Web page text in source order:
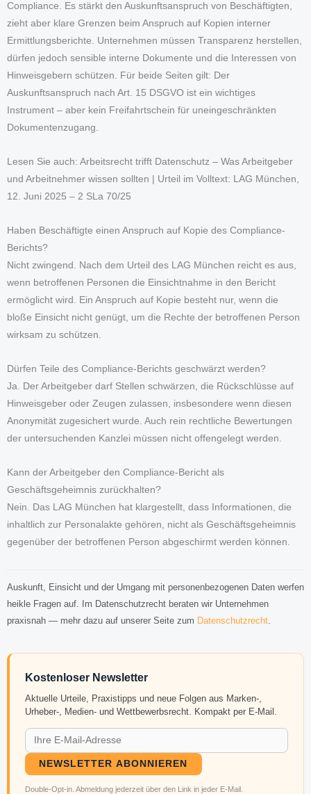
Compliance. Es stärkt den Auskunftsanspruch von Beschäftigten,
zieht aber klare Grenzen beim Anspruch auf Kopien interner
Ermittlungsberichte. Unternehmen müssen Transparenz herstellen,
dürfen jedoch sensible interne Dokumente und die Interessen von
Hinweisgebern schützen. Für beide Seiten gilt: Der
Auskunftsanspruch nach Art. 15 DSGVO ist ein wichtiges
Instrument – aber kein Freifahrtschein für uneingeschränkten
Dokumentenzugang.
Lesen Sie auch: Arbeitsrecht trifft Datenschutz – Was Arbeitgeber
und Arbeitnehmer wissen sollten | Urteil im Volltext: LAG München,
12. Juni 2025 – 2 SLa 70/25
Haben Beschäftigte einen Anspruch auf Kopie des Compliance-
Berichts?
Nicht zwingend. Nach dem Urteil des LAG München reicht es aus,
wenn betroffenen Personen die Einsichtnahme in den Bericht
ermöglicht wird. Ein Anspruch auf Kopie besteht nur, wenn die
bloße Einsicht nicht genügt, um die Rechte der betroffenen Person
wirksam zu schützen.
Dürfen Teile des Compliance-Berichts geschwärzt werden?
Ja. Der Arbeitgeber darf Stellen schwärzen, die Rückschlüsse auf
Hinweisgeber oder Zeugen zulassen, insbesondere wenn diesen
Anonymität zugesichert wurde. Auch rein rechtliche Bewertungen
der untersuchenden Kanzlei müssen nicht offengelegt werden.
Kann der Arbeitgeber den Compliance-Bericht als
Geschäftsgeheimnis zurückhalten?
Nein. Das LAG München hat klargestellt, dass Informationen, die
inhaltlich zur Personalakte gehören, nicht als Geschäftsgeheimnis
gegenüber der betroffenen Person abgeschirmt werden können.
Auskunft, Einsicht und der Umgang mit personenbezogenen Daten werfen
heikle Fragen auf. Im Datenschutzrecht beraten wir Unternehmen
praxisnah — mehr dazu auf unserer Seite zum Datenschutzrecht
Kostenloser Newsletter
Aktuelle Urteile, Praxistipps und neue Folgen aus Marken-,
Urheber-, Medien- und Wettbewerbsrecht. Kompakt per E-Mail.
NEWSLETTER ABONNIEREN
Double-Opt-in. Abmeldung jederzeit über den Link in jeder E-Mail.